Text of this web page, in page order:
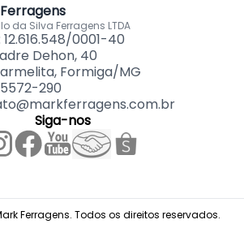
da Silva Ferragens LTDA
12.616.548/0001-40
Dehon, 40
Formiga/MG
290
Siga-nos
Ferragens. Todos os direitos reservados.